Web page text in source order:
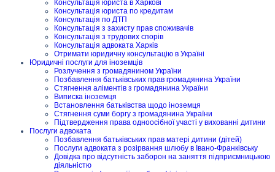
Консультація юриста в Харкові
Консультація юриста по кредитам
Консультація по ДТП
Консультація з захисту прав споживачів
Консультація з трудових спорів
Консультація адвоката Харків
Отримати юридичну консультацію в Україні
Юридичні послуги для іноземців
Розлучення з громадянином України
Позбавлення батьківських прав громадянина України
Стягнення аліментів з громадянина України
Виписка іноземця
Встановлення батьківства щодо іноземця
Стягнення суми боргу з громадянина України
Підтвердження права одноосібної участі у вихованні дитини
Послуги адвоката
Позбавлення батьківських прав матері дитини (дітей)
Послуги адвоката з розірвання шлюбу в Івано-Франківську
Довідка про відсутність заборон на заняття підприємницькою
діяльністю